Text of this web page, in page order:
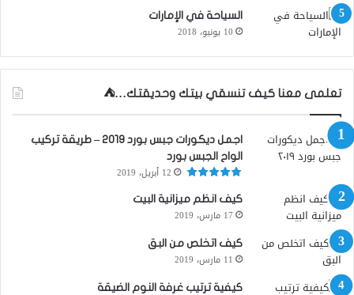
السياحة في الإمارات
10 يونيو، 2018
تعلمى معنا كيف تنسقي بيتك وحديقتك…⛺
اجمل ديكورات جبس بورد ٢٠١٩ – طريقة تركيب
الواح الجبس بورد
12 أبريل، 2019
كيف انظم ميزانية البيت
17 مارس، 2019
كيف اتخلص من البق
11 مارس، 2019
كيفية ترتيب غرفة النوم الضيقة